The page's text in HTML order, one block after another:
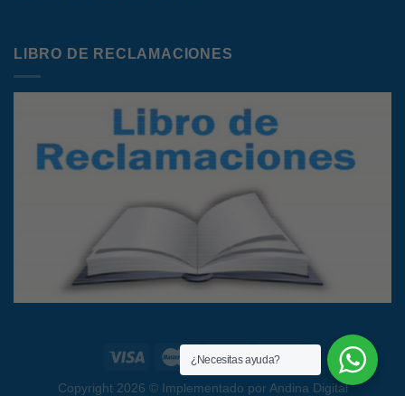
LIBRO DE RECLAMACIONES
Copyright 2026 © Implementado por Andina Digital
¿Necesitas ayuda?